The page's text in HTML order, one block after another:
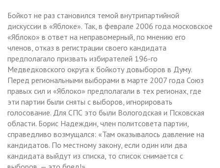
Бойкот не раз становился темой внутрипартийной
дискуссии в «Яблоке». Так, в феврале 2006 года московское
«Яблоко» в ответ на неправомерный, по мнению его
членов, отказ в регистрации своего кандидата
предполагало призвать избирателей 196-го
Медведковского округа к бойкоту довыборов в Думу.
Перед региональными выборами в марте 2007 года Союз
правых сил и «Яблоко» предполагали в тех регионах, где
эти партии были сняты с выборов, игнорировать
голосование. Для СПС это были Вологодская и Псковская
области. Борис Надеждин, член политсовета партии,
справедливо возмущался: «Там оказывалось давление на
кандидатов. По местному закону, если один или два
кандидата выйдут из списка, то список снимается с